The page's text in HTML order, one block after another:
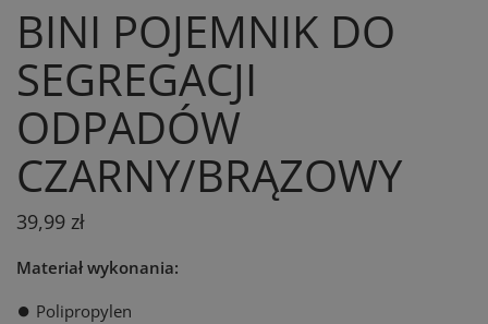
BINI POJEMNIK DO
SEGREGACJI
ODPADÓW
CZARNY/BRĄZOWY
39,99 zł
Materiał wykonania:
⏺️ Polipropylen